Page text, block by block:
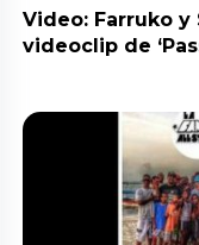
Video: Farruko y
videoclip de